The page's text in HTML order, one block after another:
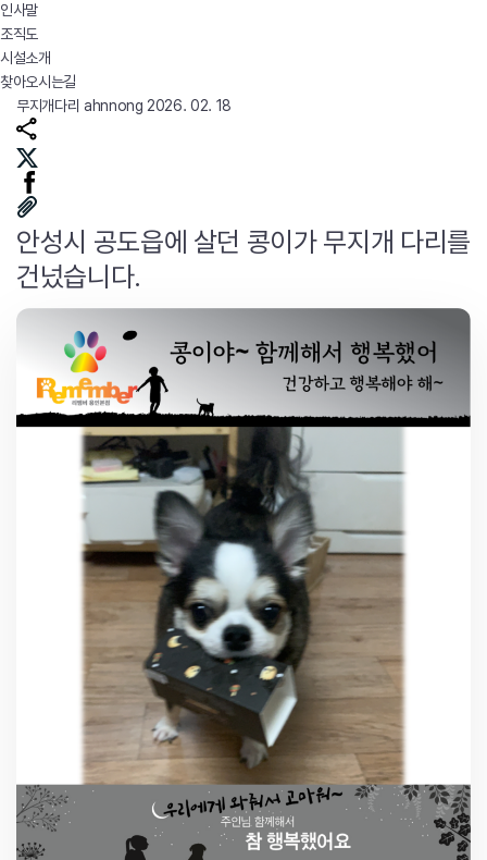
인사말
조직도
시설소개
찾아오시는길
무지개다리 ahnnong 2026. 02. 18
안성시 공도읍에 살던 콩이가 무지개 다리를
건넜습니다.